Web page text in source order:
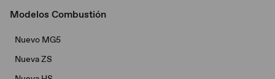
Modelos Combustión
Nuevo MG5
Nueva ZS